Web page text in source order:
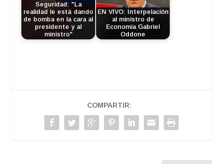
Seguridad: "La
realidad le está dando
de bomba en la cara al
presidente y al
ministro"
EN VIVO: Interpelación
al ministro de
Economía Gabriel
Oddone
COMPARTIR: